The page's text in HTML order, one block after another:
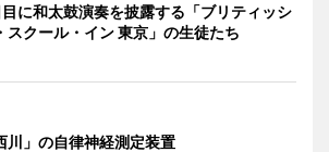
に和太鼓演奏を披露する「ブリティッシ
スクール・イン 東京」の生徒たち
川」の自律神経測定装置